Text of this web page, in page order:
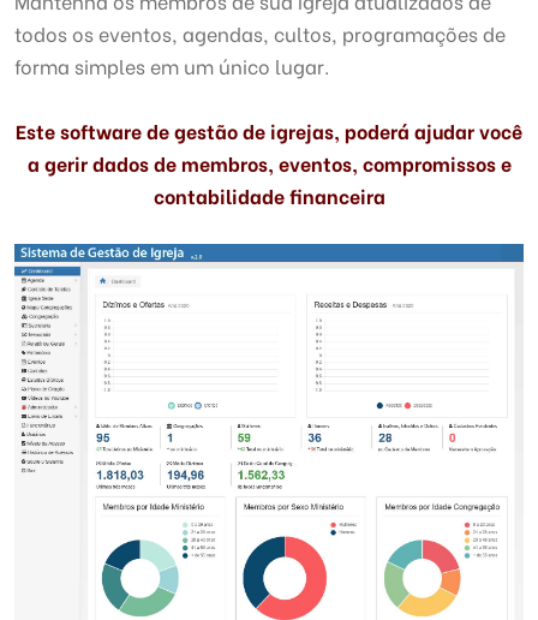
todos os eventos, agendas, cultos, programações de
forma simples em um único lugar.
Este software de gestão de igrejas, poderá ajudar você
a gerir dados de membros, eventos, compromissos e
contabilidade financeira